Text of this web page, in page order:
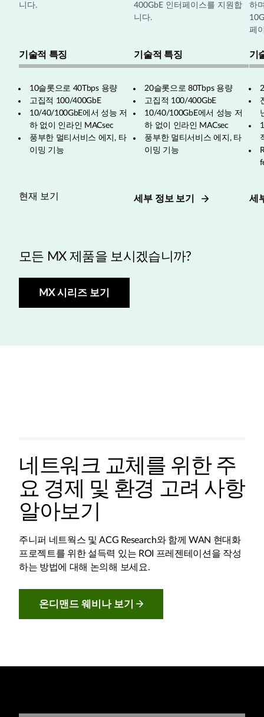
니다.
기술적 특징
10슬롯으로 40Tbps 용량
고집적 100/400GbE
10/40/100GbE에서 성능 저
하 없이 인라인 MACsec
풍부한 멀티서비스 에지, 타
이밍 기능
현재 보기
400GbE 인터페이스를 지원합
니다.
기술적 특징
20슬롯으로 80Tbps 용량
고집적 100/400GbE
10/40/100GbE에서 성능 저
하 없이 인라인 MACsec
풍부한 멀티서비스 에지, 타
이밍 기능
세부 정보 보기
하
페
기
세
모든 MX 제품을 보시겠습니까?
MX 시리즈 보기
네트워크 교체를 위한 주
요 경제 및 환경 고려 사항
알아보기
주니퍼 네트웍스 및 ACG Research와 함께 WAN 현대화
프로젝트를 위한 설득력 있는 ROI 프레젠테이션을 작성
하는 방법에 대해 논의해 보세요.
온디맨드 웨비나 보기